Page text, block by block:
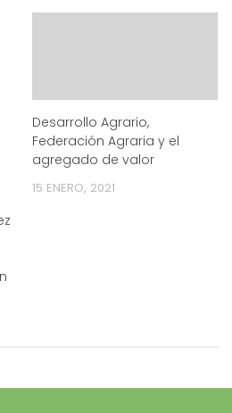
Desarrollo Agrario,
Federación Agraria y el
agregado de valor
15 ENERO, 2021